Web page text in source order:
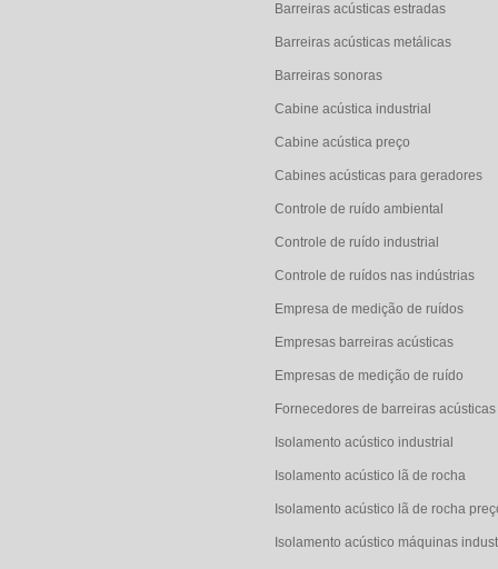
Barreiras acústicas estradas
Barreiras acústicas metálicas
Barreiras sonoras
Cabine acústica industrial
Cabine acústica preço
Cabines acústicas para geradores
Controle de ruído ambiental
Controle de ruído industrial
Controle de ruídos nas indústrias
Empresa de medição de ruídos
Empresas barreiras acústicas
Empresas de medição de ruído
Fornecedores de barreiras acústicas
Isolamento acústico industrial
Isolamento acústico lã de rocha
Isolamento acústico lã de rocha
Isolamento acústico máquinas